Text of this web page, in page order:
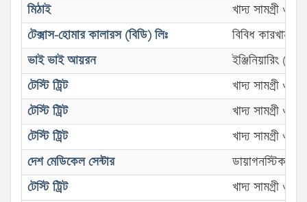
মিঠাই
খাদ্য সামগ্রী ও
টেক্সাস-হোমার কালারস (বিডি) লিঃ
বিবিধ কারখানা
ভাই ভাই আয়রন
ইঞ্জিনিয়ারিং
টেস্টি ট্রিট
খাদ্য সামগ্রী ও
টেস্টি ট্রিট
খাদ্য সামগ্রী ও
টেস্টি ট্রিট
খাদ্য সামগ্রী ও
দেশ মেডিকেল সেন্টার
ডায়াগনস্টিক
টেস্টি ট্রিট
খাদ্য সামগ্রী ও